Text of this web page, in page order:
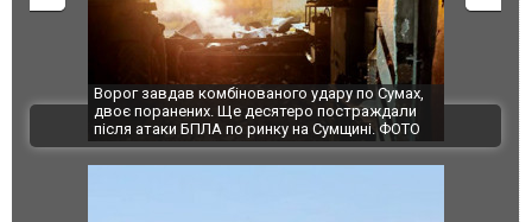
Ворог завдав комбінованого удару по Сумах,
двоє поранених. Ще десятеро постраждали
після атаки БПЛА по ринку на Сумщині. ФОТО
За 2000
склад
ВІДЕО